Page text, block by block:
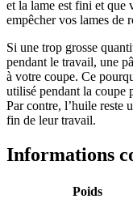
et la lame est fini et que
empêcher vos lames de
Si une trop grosse
pendant le travail, une
à votre coupe. Ce
utilisé pendant la coupe
Par contre, l’huile reste
fin de leur travail.
Informations
Poids